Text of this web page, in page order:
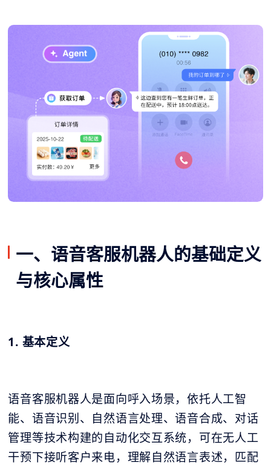
一、语音客服机器人的基础定义
与核心属性
1. 基本定义
语音客服机器人是面向呼入场景，依托人工智
能、语音识别、自然语言处理、语音合成、对话
管理等技术构建的自动化交互系统，可在无人工
干预下接听客户来电，理解自然语言表述，匹配